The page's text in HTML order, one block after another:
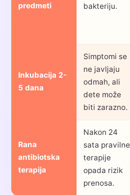
predmeti
bakteriju.
Inkubacija 2-
5 dana
Simptomi se
ne javljaju
odmah, ali
dete može
biti zarazno.
Rana
antibiotska
terapija
Nakon 24
sata pravilne
terapije
opada rizik
prenosa.